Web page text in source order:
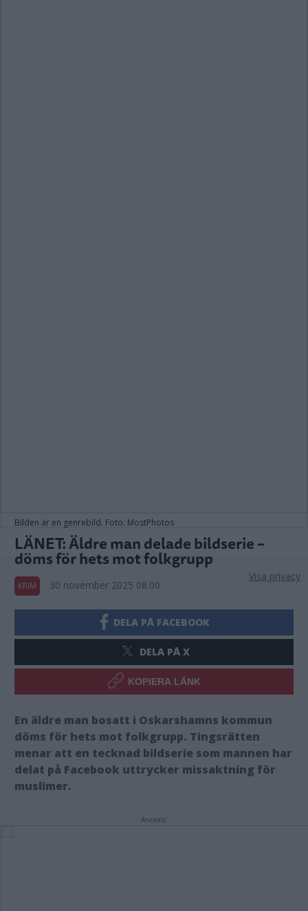
Bilden är en genrebild. Foto: MostPhotos
LÄNET: Äldre man delade bildserie –
döms för hets mot folkgrupp
KRIM 30 november 2025 08.00
DELA PÅ FACEBOOK
DELA PÅ X
KOPIERA LÄNK
En äldre man bosatt i Oskarshamns kommun
döms för hets mot folkgrupp. Tingsrätten
menar att en tecknad bildserie som mannen har
delat på Facebook uttrycker missaktning för
muslimer.
Annons:
Visa privacy